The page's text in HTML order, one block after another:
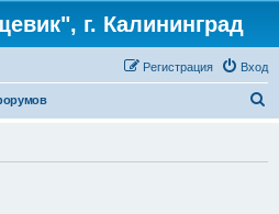
г. Калининград
Вход
Регистрация